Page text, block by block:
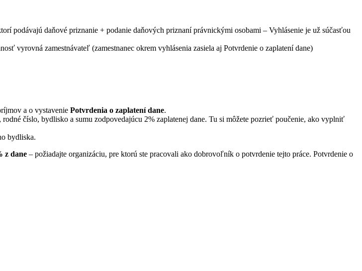
podávajú daňové priznanie + podanie daňových priznaní právnickými osobami – Vyhlásenie je už súčasťou
vyrovná zamestnávateľ (zamestnanec okrem vyhlásenia zasiela aj Potvrdenie o zaplatení dane)
a o vystavenie Potvrdenia o zaplatení dane.
rodné číslo, bydlisko a sumu zodpovedajúcu 2% zaplatenej dane. Tu si môžete pozrieť poučenie, ako vyplniť
bydliska.
z dane – požiadajte organizáciu, pre ktorú ste pracovali ako dobrovoľník o potvrdenie tejto práce. Potvrdenie o